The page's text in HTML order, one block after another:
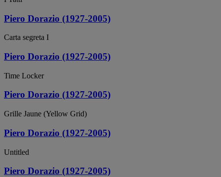
Piero Dorazio (1927-2005)
Carta segreta I
Piero Dorazio (1927-2005)
Time Locker
Piero Dorazio (1927-2005)
Grille Jaune (Yellow Grid)
Piero Dorazio (1927-2005)
Untitled
Piero Dorazio (1927-2005)